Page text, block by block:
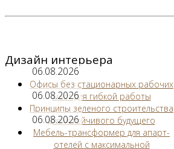
Дизайн интерьера
06.08.2026
Офисы без стационарных рабочих
мест для гибкой работы
06.08.2026
Принципы зеленого строительства
для устойчивого будущего
06.08.2026
Мебель-трансформер для апарт-
отелей с максимальной